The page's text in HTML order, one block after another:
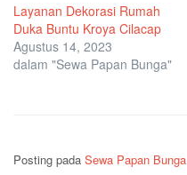
Layanan Dekorasi Rumah
Duka Buntu Kroya Cilacap
Agustus 14, 2023
dalam "Sewa Papan Bunga"
Posting pada Sewa Papan Bunga